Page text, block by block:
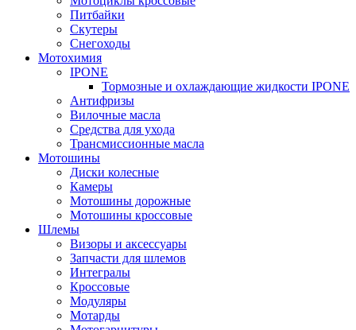
Питбайки
Скутеры
Снегоходы
Мотохимия
IPONE
Тормозные и охлаждающие жидкости IPONE
Антифризы
Вилочные масла
Средства для ухода
Трансмиссионные масла
Мотошины
Диски колесные
Камеры
Мотошины дорожные
Мотошины кроссовые
Шлемы
Визоры и аксессуары
Запчасти для шлемов
Интегралы
Кроссовые
Модуляры
Мотарды